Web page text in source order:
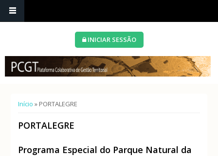
INICIAR SESSÃO
Está aqui
Início » PORTALEGRE
PORTALEGRE
Programa Especial do Parque Natural da